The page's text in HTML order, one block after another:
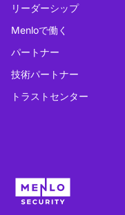
リーダーシップ
Menloで働く
パートナー
技術パートナー
トラストセンター